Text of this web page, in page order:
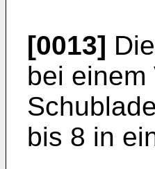
[0013]
bei
bis 8 in